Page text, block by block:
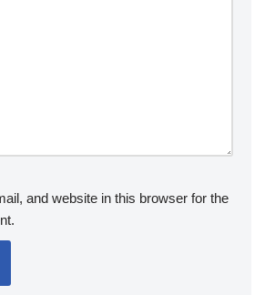
and website in this browser for the